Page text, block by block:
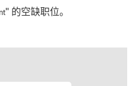
" 的空缺职位。